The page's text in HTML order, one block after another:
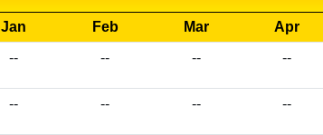
Jan Feb Mar Apr
-- -- -- --
-- -- -- --